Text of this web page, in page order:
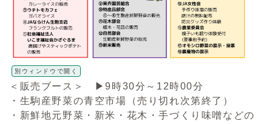
別ウィンドウで開く
＜販売ブース＞ ▶9時30分～12時00分
・生駒産野菜の青空市場（売り切れ次第終了）
・新鮮地元野菜・新米・花木・手づくり味噌などの